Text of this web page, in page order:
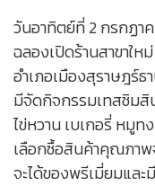
วันอาทิตย์ที่ 2 กรกฏ
ฉลองเปิดร้านสาขาให
อำเภอเมืองสุราษฎร์ธ
มีจัดกิจกรรมเทสชิมสิ
ไข่หวาน เบเกอรี่ หมู
เลือกซื้อสินค้าคุณภา
จะได้ของพรีเมี่ยมแล